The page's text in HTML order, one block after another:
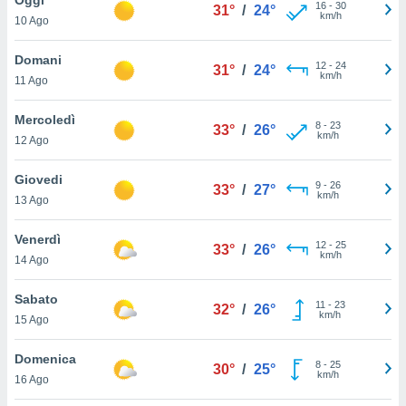
è
al sito
di
ci
di
il
un
la
nella
10 Ago
31° / 24° 16- 30
km/h
Domani
11 Ago
31° / 24° 12- 24
km/h
Mercoledì
12 Ago
33° / 26° 8- 23
km/h
Giovedi
13 Ago
33° / 27° 9- 26
km/h
Venerdì
14 Ago
33° / 26° 12- 25
km/h
Sabato
15 Ago
32° / 26° 11 - 23
km/h
Domenica
16 Ago
30° / 25° 8- 25
km/h